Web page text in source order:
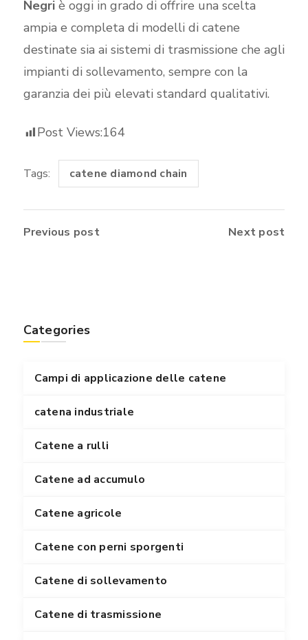
Negriè oggi in grado di offrire una scelta
ampia e completa di modelli di catene
destinate sia ai sistemi di trasmissione che agli
impianti di sollevamento, sempre con la
garanzia dei più elevati standard qualitativi.
Post Views:164
Tags: catene diamond chain
Previous post Next post
Categories
Campi di applicazione delle catene
catena industriale
Catene a rulli
Catene ad accumulo
Catene agricole
Catene con perni sporgenti
Catene di sollevamento
Catene di trasmissione